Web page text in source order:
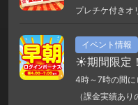
プレチケ付きオ
イベント情報
☀️期間限定
4時～7時の間に
（課金実績あり